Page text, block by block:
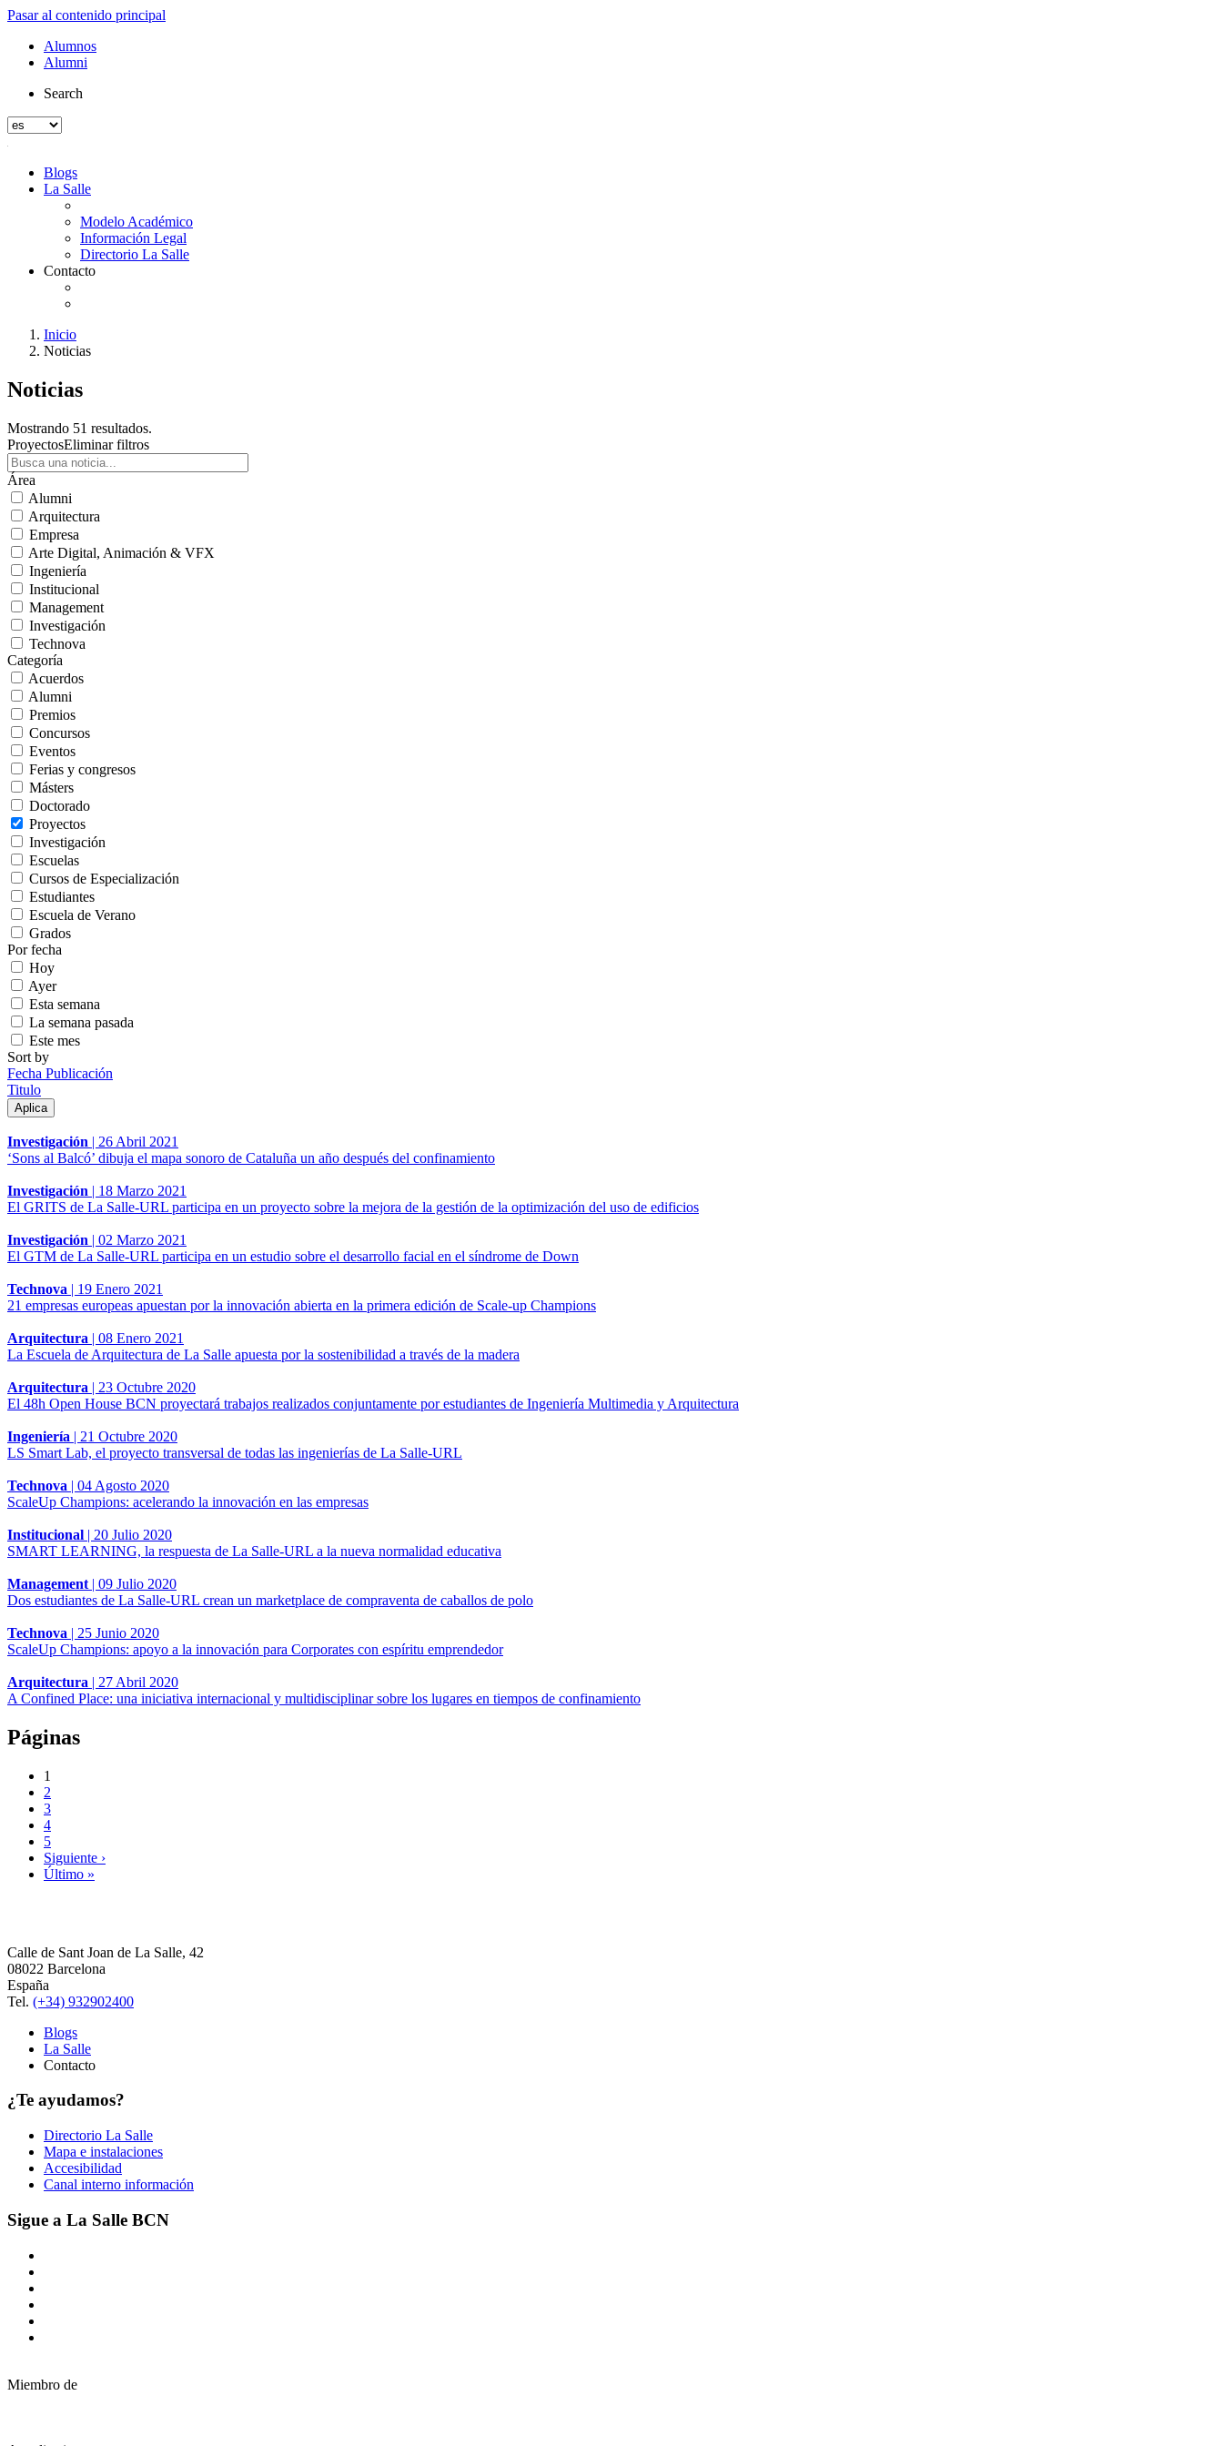
Pasar al contenido principal
Alumnos
Alumni
Search
Blogs
La Salle
Modelo Académico
Información Legal
Directorio La Salle
Contacto
Inicio
Noticias
Noticias
Mostrando 51 resultados.
ProyectosEliminar filtros
Área
Alumni
Arquitectura
Empresa
Arte Digital, Animación & VFX
Ingeniería
Institucional
Management
Investigación
Technova
Categoría
Acuerdos
Alumni
Premios
Concursos
Eventos
Ferias y congresos
Másters
Doctorado
Proyectos
Investigación
Escuelas
Cursos de Especialización
Estudiantes
Escuela de Verano
Grados
Por fecha
Hoy
Ayer
Esta semana
La semana pasada
Este mes
Sort by
Fecha Publicación
Titulo
Investigación | 26 Abril 2021
‘Sons al Balcó’ dibuja el mapa sonoro de Cataluña un año después del confinamiento
Investigación | 18 Marzo 2021
El GRITS de La Salle-URL participa en un proyecto sobre la mejora de la gestión de la optimización del uso de edificios
Investigación | 02 Marzo 2021
El GTM de La Salle-URL participa en un estudio sobre el desarrollo facial en el síndrome de Down
Technova | 19 Enero 2021
21 empresas europeas apuestan por la innovación abierta en la primera edición de Scale-up Champions
Arquitectura | 08 Enero 2021
La Escuela de Arquitectura de La Salle apuesta por la sostenibilidad a través de la madera
Arquitectura | 23 Octubre 2020
El 48h Open House BCN proyectará trabajos realizados conjuntamente por estudiantes de Ingeniería Multimedia y Arquitectura
Ingeniería | 21 Octubre 2020
LS Smart Lab, el proyecto transversal de todas las ingenierías de La Salle-URL
Technova | 04 Agosto 2020
ScaleUp Champions: acelerando la innovación en las empresas
Institucional | 20 Julio 2020
SMART LEARNING, la respuesta de La Salle-URL a la nueva normalidad educativa
Management | 09 Julio 2020
Dos estudiantes de La Salle-URL crean un marketplace de compraventa de caballos de polo
Technova | 25 Junio 2020
ScaleUp Champions: apoyo a la innovación para Corporates con espíritu emprendedor
Arquitectura | 27 Abril 2020
A Confined Place: una iniciativa internacional y multidisciplinar sobre los lugares en tiempos de confinamiento
Páginas
1
2
3
4
5
Siguiente ›
Último »
Calle de Sant Joan de La Salle, 42
08022 Barcelona
España
Tel. (+34) 932902400
Blogs
La Salle
Contacto
¿Te ayudamos?
Directorio La Salle
Mapa e instalaciones
Accesibilidad
Canal interno información
Sigue a La Salle BCN
Miembro de